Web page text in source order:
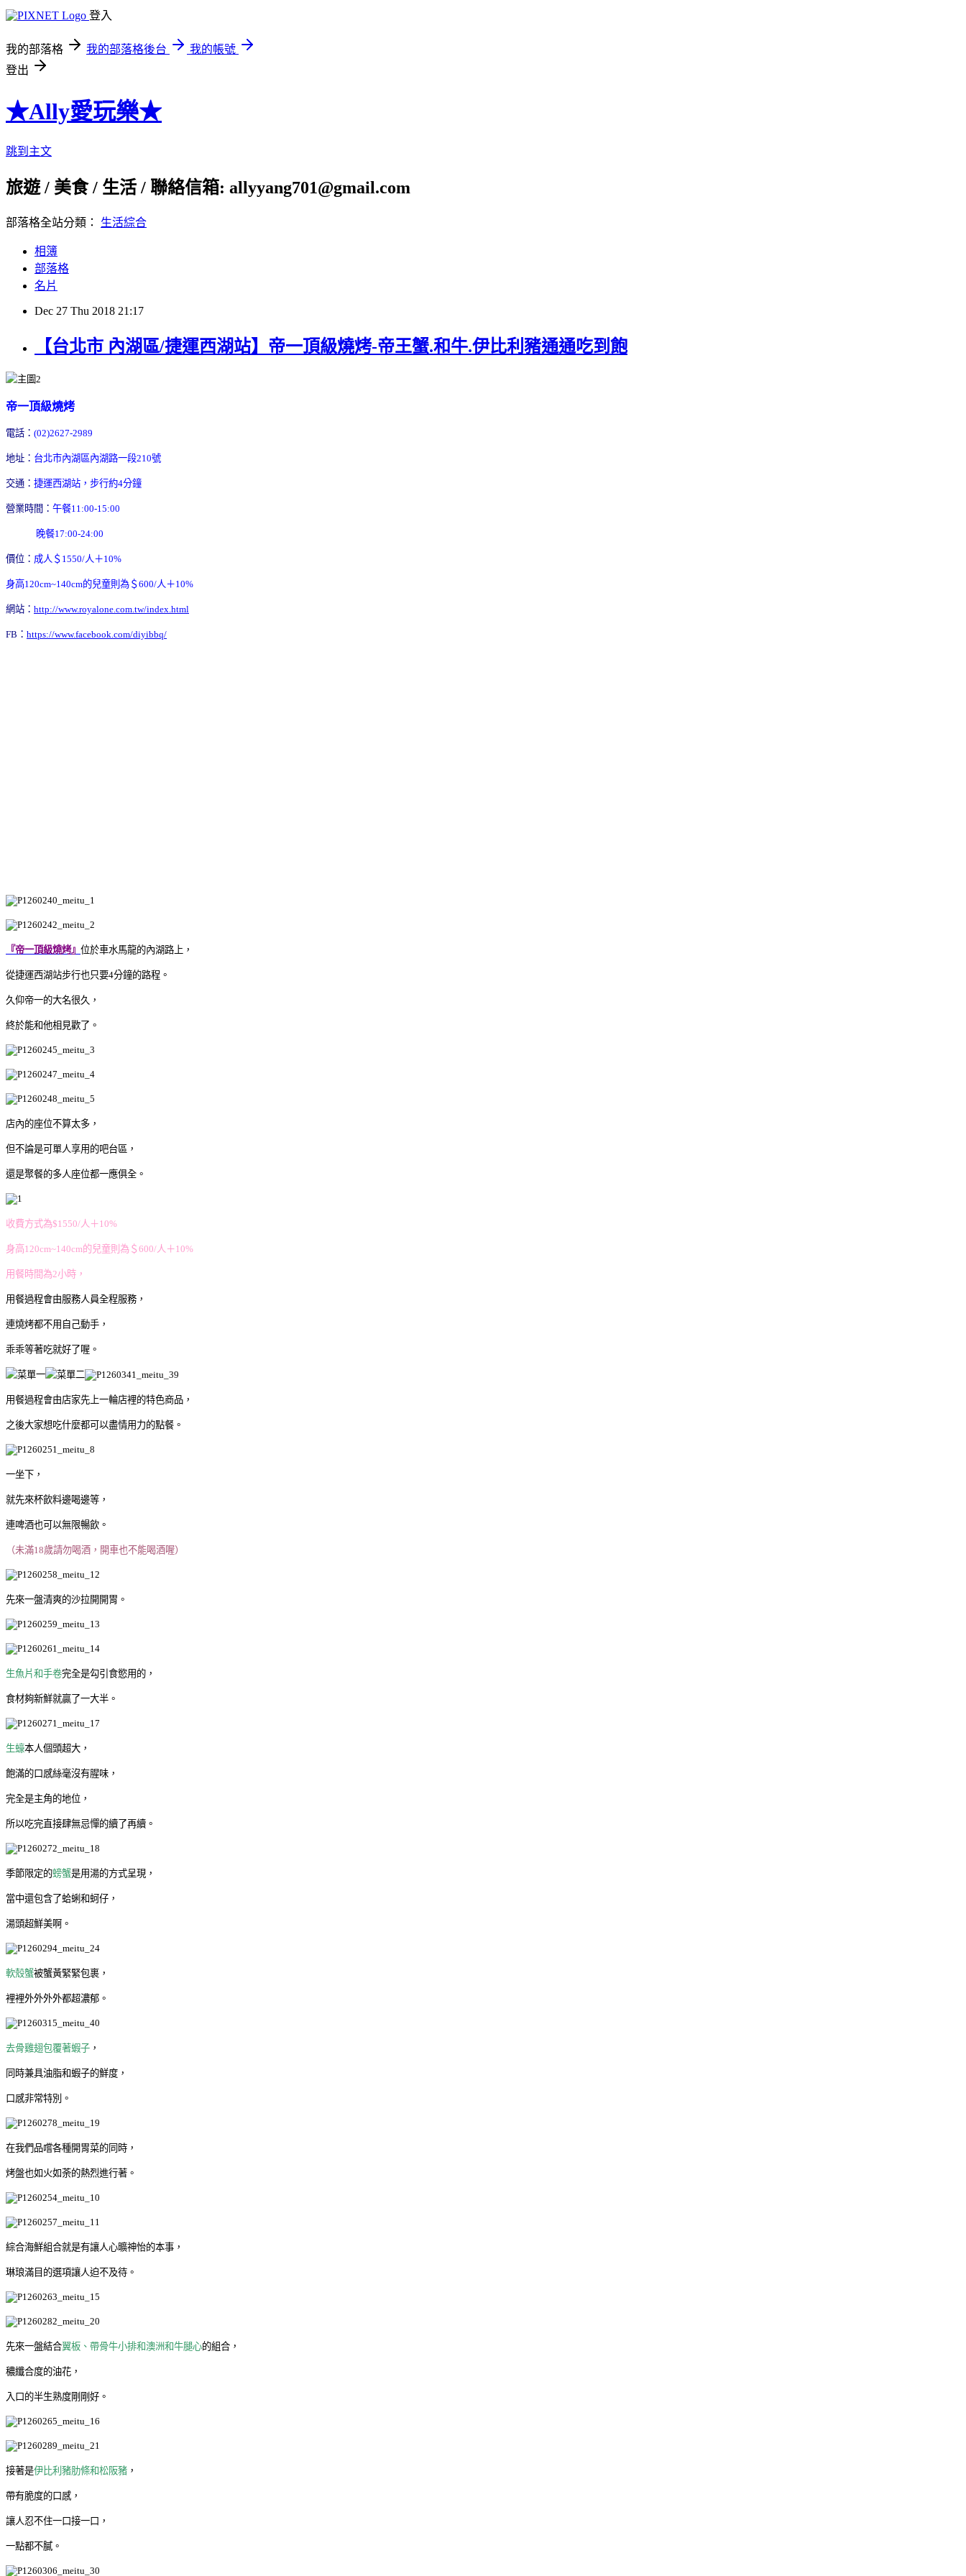
登入
我的部落格 我的部落格後台
我的帳號
登出
★Ally愛玩樂★
跳到主文
旅遊 / 美食 / 生活 / 聯絡信箱: allyyang701@gmail.com
部落格全站分類： 生活綜合
相簿
部落格
名片
Dec 27 Thu 2018 21:17
【台北市 內湖區/捷運西湖站】帝一頂級燒烤-帝王蟹.和牛.伊比利豬通通吃到飽
帝一頂級燒烤
電話： (02)2627-2989
地址： 台北市內湖區內湖路一段210號
交通： 捷運西湖站，步行約4分鐘
營業時間： 午餐11:00-15:00
晚餐17:00-24:00
價位： 成人＄1550/人＋10%
身高120cm~140cm的兒童則為＄600/人＋10%
網站： http://www.royalone.com.tw/index.html
FB： https://www.facebook.com/diyibbq/
『帝一頂級燒烤』 位於車水馬龍的內湖路上，
從捷運西湖站步行也只要4分鐘的路程。
久仰帝一的大名很久，
終於能和他相見歡了。
店內的座位不算太多，
但不論是可單人享用的吧台區，
還是聚餐的多人座位都一應俱全。
收費方式為$1550/人＋10%
身高120cm~140cm的兒童則為＄600/人＋10%
用餐時間為2小時，
用餐過程會由服務人員全程服務，
連燒烤都不用自己動手，
乖乖等著吃就好了喔。
用餐過程會由店家先上一輪店裡的特色商品，
之後大家想吃什麼都可以盡情用力的點餐。
一坐下，
就先來杯飲料邊喝邊等，
連啤酒也可以無限暢飲。
（未滿18歲請勿喝酒，開車也不能喝酒喔）
先來一盤清爽的沙拉開開胃。
生魚片和手卷完全是勾引食慾用的，
食材夠新鮮就贏了一大半。
生蠔本人個頭超大，
飽滿的口感絲毫沒有腥味，
完全是主角的地位，
所以吃完直接肆無忌憚的續了再續。
季節限定的螃蟹是用湯的方式呈現，
當中還包含了蛤蜊和蚵仔，
湯頭超鮮美啊。
軟殼蟹被蟹黃緊緊包裹，
裡裡外外外外都超濃郁。
去骨雞翅包覆著蝦子 ，
同時兼具油脂和蝦子的鮮度，
口感非常特別。
在我們品嚐各種開胃菜的同時，
烤盤也如火如荼的熱烈進行著。
綜合海鮮組合就是有讓人心曠神怡的本事，
琳琅滿目的選項讓人迫不及待。
先來一盤結合翼板、帶骨牛小排和澳洲和牛腿心的組合，
穠纖合度的油花，
入口的半生熟度剛剛好。
接著是伊比利豬肋條和松阪豬 ，
帶有脆度的口感，
讓人忍不住一口接一口，
一點都不膩。